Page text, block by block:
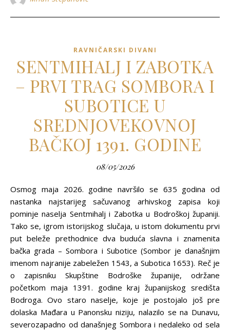
RAVNIČARSKI DIVANI
SENTMIHALJ I ZABOTKA
– PRVI TRAG SOMBORA I
SUBOTICE U
SREDNJOVEKOVNOJ
BAČKOJ 1391. GODINE
08/05/2026
Osmog maja 2026. godine navršilo se 635 godina od
nastanka najstarijeg sačuvanog arhivskog zapisa koji
pominje naselja Sentmihalj i Zabotka u Bodroškoj županiji.
Tako se, igrom istorijskog slučaja, u istom dokumentu prvi
put beleže prethodnice dva buduća slavna i znamenita
bačka grada – Sombora i Subotice (Sombor je današnjim
imenom najranije zabeležen 1543, a Subotica 1653). Reč je
o zapisniku Skupštine Bodroške županije, održane
početkom maja 1391. godine kraj županijskog središta
Bodroga. Ovo staro naselje, koje je postojalo još pre
dolaska Mađara u Panonsku niziju, nalazilo se na Dunavu,
severozapadno od današnjeg Sombora i nedaleko od sela